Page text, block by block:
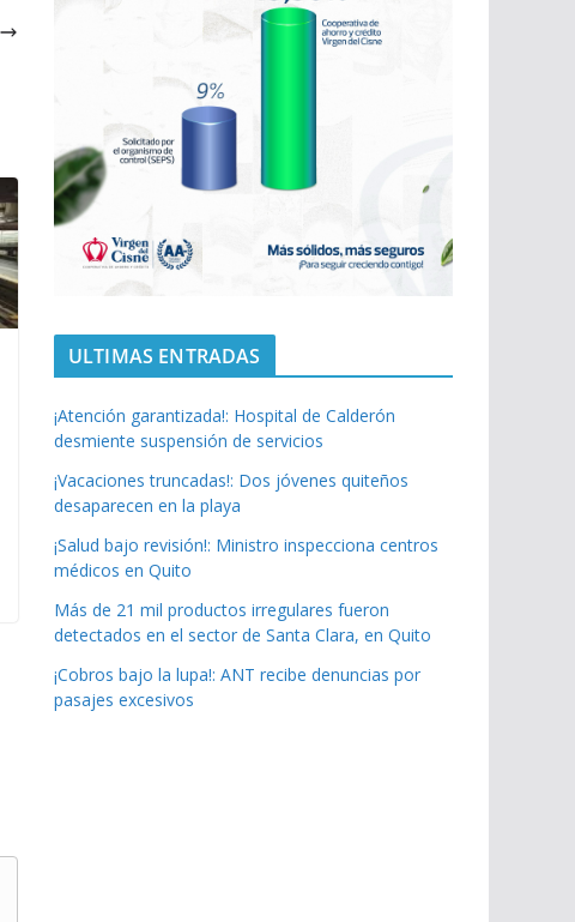
ULTIMAS ENTRADAS
¡Atención garantizada!: Hospital de Calderón
desmiente suspensión de servicios
¡Vacaciones truncadas!: Dos jóvenes quiteños
desaparecen en la playa
¡Salud bajo revisión!: Ministro inspecciona centros
médicos en Quito
Más de 21 mil productos irregulares fueron
detectados en el sector de Santa Clara, en Quito
¡Cobros bajo la lupa!: ANT recibe denuncias por
pasajes excesivos